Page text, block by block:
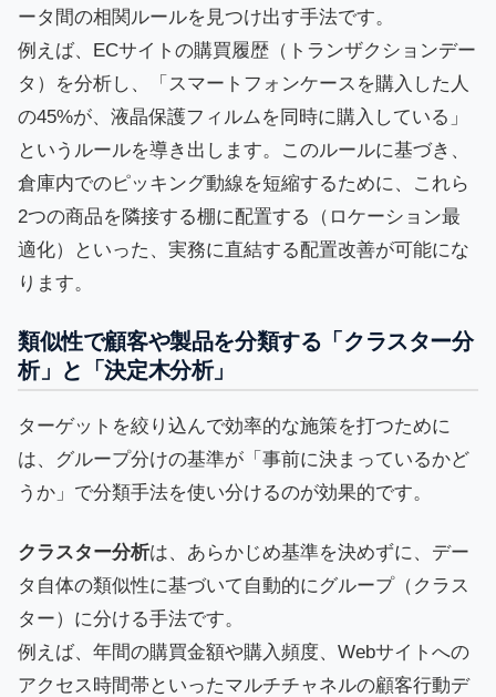
ータ間の相関ルールを見つけ出す手法です。
例えば、ECサイトの購買履歴（トランザクションデー
タ）を分析し、「スマートフォンケースを購入した人
の45%が、液晶保護フィルムを同時に購入している」
というルールを導き出します。このルールに基づき、
倉庫内でのピッキング動線を短縮するために、これら
2つの商品を隣接する棚に配置する（ロケーション最
適化）といった、実務に直結する配置改善が可能にな
ります。
類似性で顧客や製品を分類する「クラスター分
析」と「決定木分析」
ターゲットを絞り込んで効率的な施策を打つために
は、グループ分けの基準が「事前に決まっているかど
うか」で分類手法を使い分けるのが効果的です。
クラスター分析は、あらかじめ基準を決めずに、デー
タ自体の類似性に基づいて自動的にグループ（クラス
ター）に分ける手法です。
例えば、年間の購買金額や購入頻度、Webサイトへの
アクセス時間帯といったマルチチャネルの顧客行動デ